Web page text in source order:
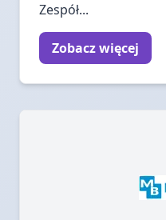
Zespół...
Zobacz więcej